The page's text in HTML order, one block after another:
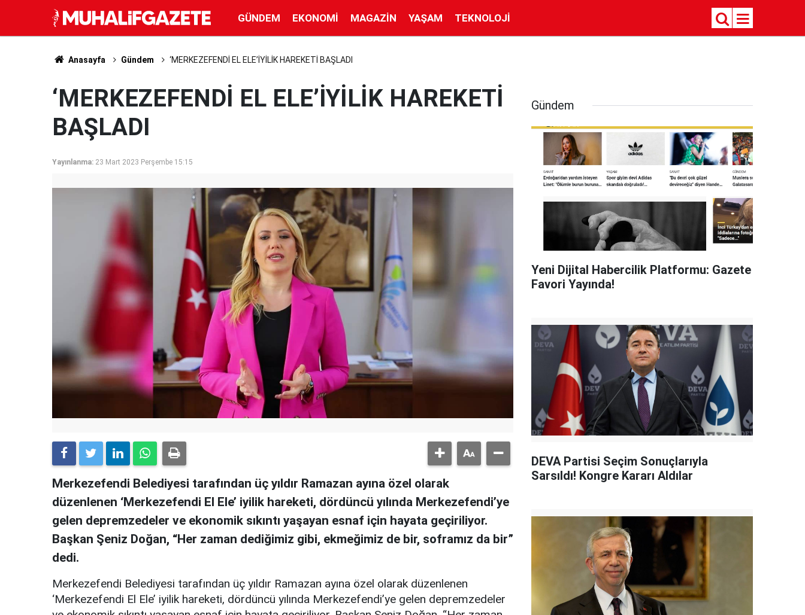
GÜNDEM EKONOMI MAGAZIN YAŞAM TEKNOLOJI
Anasayfa Gündem ‘MERKEZEFENDİ EL ELE’İYİLİK HAREKETİ BAŞLADI
‘MERKEZEFENDİ EL ELE’İYİLİK HAREKETİ
BAŞLADI
Yayınlanma: 23 Mart 2023 Perşembe 15:15
Merkezefendi Belediyesi tarafından üç yıldır Ramazan ayına özel olarak
düzenlenen ‘Merkezefendi El Ele’ iyilik hareketi, dördüncü yılında Merkezefendi’ye
gelen depremzedeler ve ekonomik sıkıntı yaşayan esnaf için hayata geçiriliyor.
Başkan Şeniz Doğan, “Her zaman dediğimiz gibi, ekmeğimiz de bir, soframız da bir”
dedi.
Merkezefendi Belediyesi tarafından üç yıldır Ramazan ayına özel olarak düzenlenen
‘Merkezefendi El Ele’ iyilik hareketi, dördüncü yılında Merkezefendi’ye gelen depremzedeler
Gündem
Yeni Dijital Habercilik Platformu: Gazete
Favori Yayında!
DEVA Partisi Seçim Sonuçlarıyla
Sarsıldı! Kongre Kararı Aldılar